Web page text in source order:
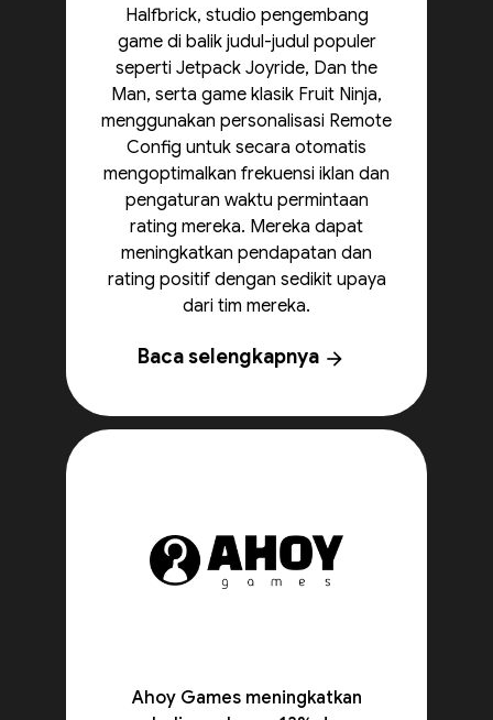
Halfbrick, studio pengembang
game di balik judul-judul populer
seperti Jetpack Joyride, Dan the
Man, serta game klasik Fruit Ninja,
menggunakan personalisasi Remote
Config untuk secara otomatis
mengoptimalkan frekuensi iklan dan
pengaturan waktu permintaan
rating mereka. Mereka dapat
meningkatkan pendapatan dan
rating positif dengan sedikit upaya
dari tim mereka.
Baca selengkapnya arrow_forward
Ahoy Games meningkatkan